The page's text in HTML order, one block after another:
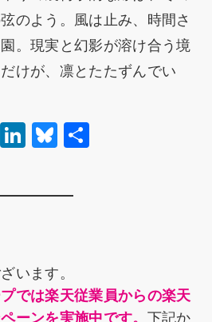
のよう。風は止み、時間さ
。現実と幻影が溶け合う境
けが、凛とたたずんでい
X
Li
n
Bl
y
います。
では楽天従業員からの楽天
ーンを実施中です。 下記か